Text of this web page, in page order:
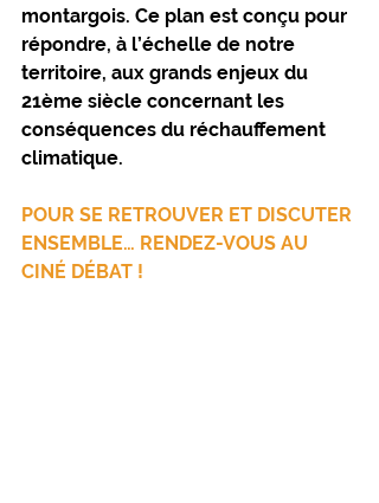
montargois. Ce plan est conçu pour
répondre, à l’échelle de notre
territoire, aux grands enjeux du
21ème siècle concernant les
conséquences du réchauffement
climatique.
POUR SE RETROUVER ET DISCUTER
ENSEMBLE… RENDEZ-VOUS AU
CINÉ DÉBAT !